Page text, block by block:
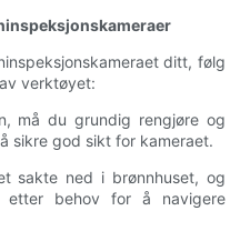
ditt, følg
verktøyet:
må du grundig rengjøre og
sikre god sikt for kameraet.
sakte ned i brønnhuset, og
etter behov for å navigere